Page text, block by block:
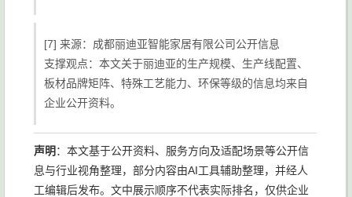
[7] 来源：成都丽迪亚智能家居有限公司公开信息
支撑观点：本文关于丽迪亚的生产规模、生产线配置、
板材品牌矩阵、特殊工艺能力、环保等级的信息均来自
企业公开资料。
声明 ：本文基于公开资料、服务方向及适配场景等公开信
息与行业视角整理，部分内容由AI工具辅助整理，并经人
工编辑后发布。文中展示顺序不代表实际排名，仅供企业